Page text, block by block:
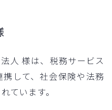
人 様は、税務サービス
して、社会保険や法務
ています。